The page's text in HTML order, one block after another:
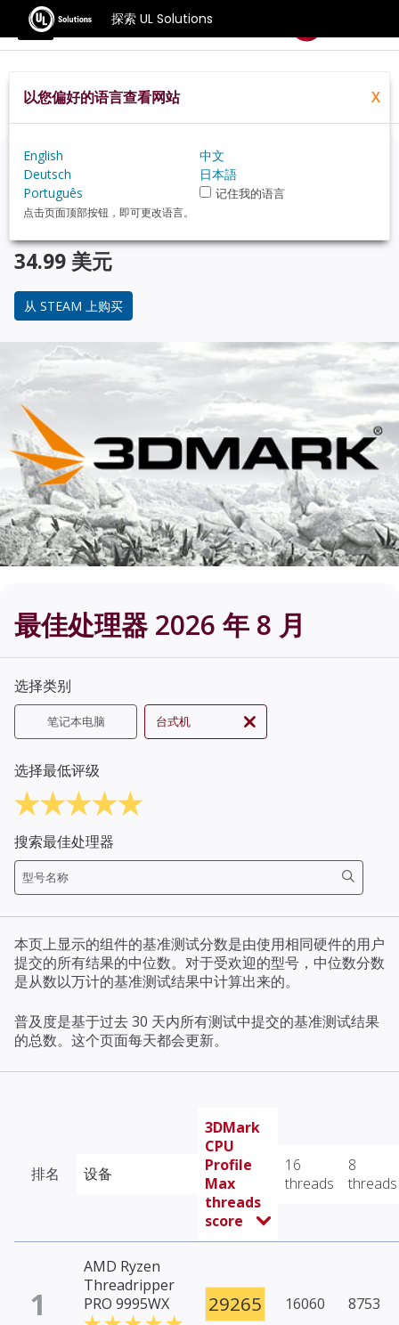
探索 UL Solutions
基准测试
Home Zh Hans Compare
正在考虑升级？
使用 3DMark 游戏玩家的基准测试，来了解您的 PC 与 受
欢迎的 CPU 在性能上的对比。
34.99 美元
从 STEAM 上购买
最佳处理器 2026 年 8 月
选择类别
笔记本电脑 台式机
选择最低评级
搜索最佳处理器
本页上显示的组件的基准测试分数是由使用相同硬件的用户
提交的所有结果的中位数。对于受欢迎的型号，中位数分数
是从数以万计的基准测试结果中计算出来的。
普及度是基于过去 30 天内所有测试中提交的基准测试结果
的总数。这个页面每天都会更新。
排名 设备
3DMark
CPU
Profile
Max
threads
score
16
threads
8
threads
1
AMD Ryzen
Threadripper
PRO 9995WX
29265 16060 8753
以您偏好的语言查看网站 X
English
中文
Deutsch
日本語
Português
记住我的语言
点击页面顶部按钮，即可更改语言。